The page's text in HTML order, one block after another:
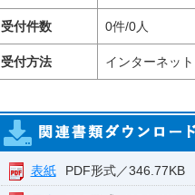
受付件数 0件/0人
受付方法 インターネッ
表紙 PDF形式／346.77KB